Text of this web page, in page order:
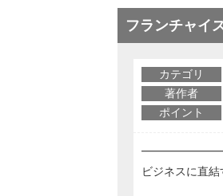
フランチャイ
カテゴリ
著作者
ポイント
ビジネスに直